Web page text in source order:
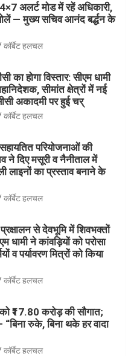
अलर्ट मोड में रहें अधिकारी,
— मुख्य सचिव आनंद बर्द्धन के
कॉर्बेट हलचल
का होगा विस्तार: सीएम धामी
सीमांत क्षेत्रों में नई
अकादमी पर हुई चर्
कॉर्बेट हलचल
परियोजनाओं की
ने दिए मसूरी व नैनीताल में
लाइनों का प्रस्ताव बनाने के
कॉर्बेट हलचल
से देवभूमि में शिवभक्तों
धामी ने कांवड़ियों को परोसा
व पर्यावरण मित्रों को किया
कॉर्बेट हलचल
₹17.80 करोड़ की सौगात;
“बिना रुके, बिना थके हर वादा
कॉर्बेट हलचल